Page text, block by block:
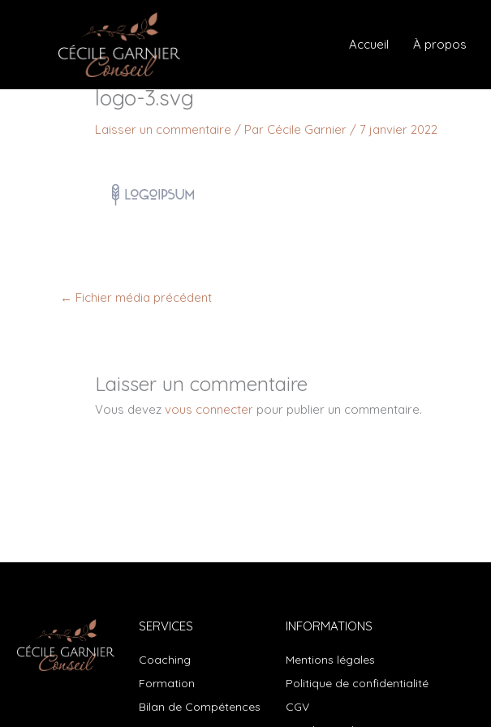
Accueil À propos
logo-3.svg
Laisser un commentaire / Par Cécile Garnier / 7 janvier 2022
← Fichier média précédent
Laisser un commentaire
Vous devez vous connecter pour publier un commentaire.
SERVICES
Coaching
Formation
Bilan de Compétences
INFORMATIONS
Mentions légales
Politique de confidentialité
CGV